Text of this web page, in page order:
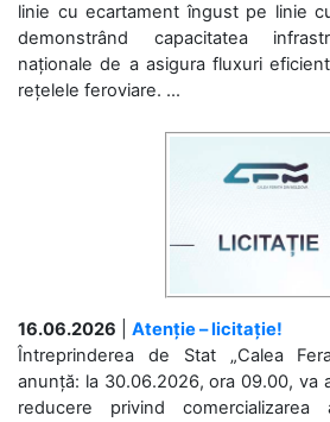
linie cu ecartament îngust pe linie
demonstrând capacitatea
naționale de a asigura fluxuri
rețelele feroviare. ...
16.06.2026
Atenție – licitație!
Întreprinderea de Stat „Calea
anunță: la 30.06.2026, ora 09.00, va
reducere privind